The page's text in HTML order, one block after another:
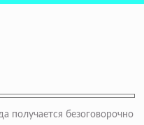
получается безоговорочно